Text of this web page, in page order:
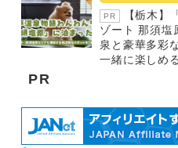
PR
【栃木】
ゾート 那須塩
泉と豪華多彩
一緒に楽しめ
PR